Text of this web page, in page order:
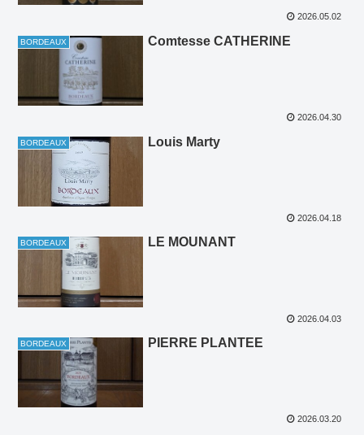
2026.05.02
BORDEAUX Comtesse CATHERINE
2026.04.30
BORDEAUX Louis Marty
2026.04.18
BORDEAUX LE MOUNANT
2026.04.03
BORDEAUX PIERRE PLANTEE
2026.03.20